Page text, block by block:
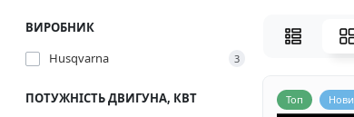
ВИРОБНИК
Husqvarna
3
ПОТУЖНІСТЬ ДВИГУНА, КВТ
Топ